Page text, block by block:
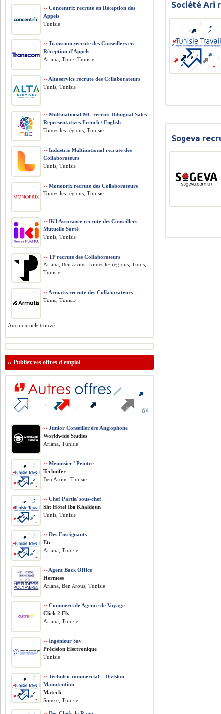
Société Ari
Sogeva
›› Concentrix recrute en Réception des
Appels
Tunisie
›› Transcom recrute des Conseillers en
Réception d’Appels
Ariana, Tunis, Tunisie
›› Altaservice recrute des Collaborateurs
Tunis, Tunisie
›› Multinational MC recrute Bilingual Sales
Representatives French / English
Toutes les régions, Tunisie
›› Industrie Multinational recrute des
Collaborateurs
Tunis, Tunisie
›› Monoprix recrute des Collaborateurs
Toutes les régions, Tunisie
›› IKI Assurance recrute des Conseillers
Mutuelle Santé
Tunis, Tunisie
›› TP recrute des Collaborateurs
Ariana, Ben Arous, Toutes les régions, Tunis,
Tunisie
›› Armatis recrute des Collaborateurs
Tunis, Tunisie
Aucun article trouvé.
››Publiez vos offres d'emploi
›› Junior Conseiller.ère Anglophone
Worldwide Studies
Ariana, Tunisie
›› Menuisier / Peintre
Technifer
Ben Arous, Tunisie
›› Chef Partie/ sous-chef
Sht Hôtel Ibn Khaldoun
Tunis, Tunisie
›› Des Enseignants
Etc
Ariana, Tunisie
›› Agent Back Office
Hermess
Ariana, Ben Arous, Tunisie
›› Commerciale Agence de Voyage
Click 2 Fly
Ariana, Tunisie
›› Ingénieur Sav
Précision Electronique
Tunisie
›› Technico-commercial – Division
Manutention
Matech
Sousse, Tunisie